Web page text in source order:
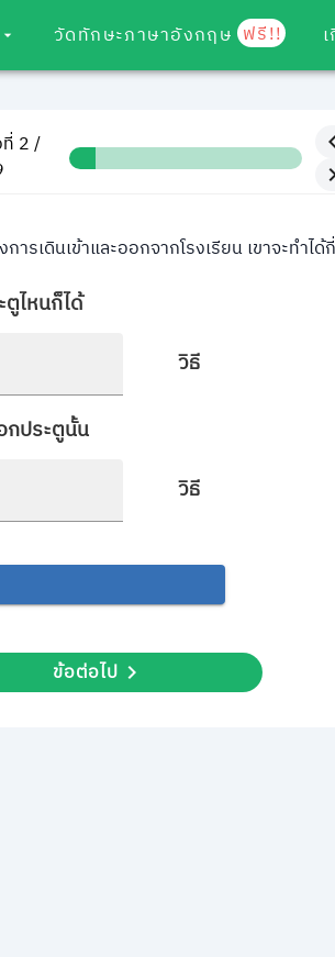
วัดทักษะภาษาอังกฤษ ฟรี!!
2 /
ารเดินเข้าและออกจากโรงเรียน เขาจะทำได้
ตูไหนก็ได้
วิธี
กประตูนั้น
วิธี
ข้อต่อไป